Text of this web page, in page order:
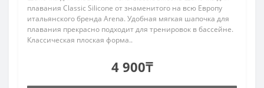
плавания Classic Silicone от знаменитого на всю Европу
итальянского бренда Arena. Удобная мягкая шапочка для
плавания прекрасно подходит для тренировок в бассейне.
Классическая плоская форма..
4 900₸